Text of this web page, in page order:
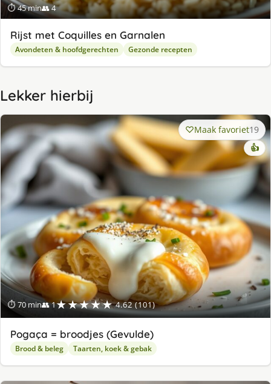
⏱ 45 min👥 4
Rijst met Coquilles en Garnalen
Avondeten & hoofdgerechten Gezonde recepten
Lekker hierbij
⏱ 70 min👥 1★★★★★ 4.62 (101)
Maak favoriet19
👍
Pogaça = broodjes (Gevulde)
Brood & beleg Taarten, koek & gebak